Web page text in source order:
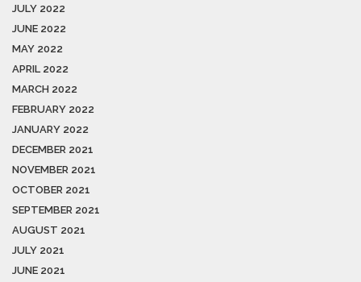
JULY 2022
JUNE 2022
MAY 2022
APRIL 2022
MARCH 2022
FEBRUARY 2022
JANUARY 2022
DECEMBER 2021
NOVEMBER 2021
OCTOBER 2021
SEPTEMBER 2021
AUGUST 2021
JULY 2021
JUNE 2021